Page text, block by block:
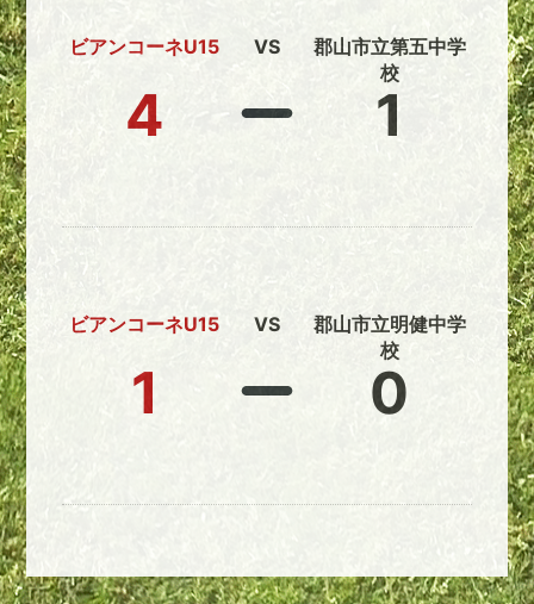
ビアンコーネU15
4
VS
郡山市立第五中学
校
1
ビアンコーネU15
1
VS
郡山市立明健中学
校
0